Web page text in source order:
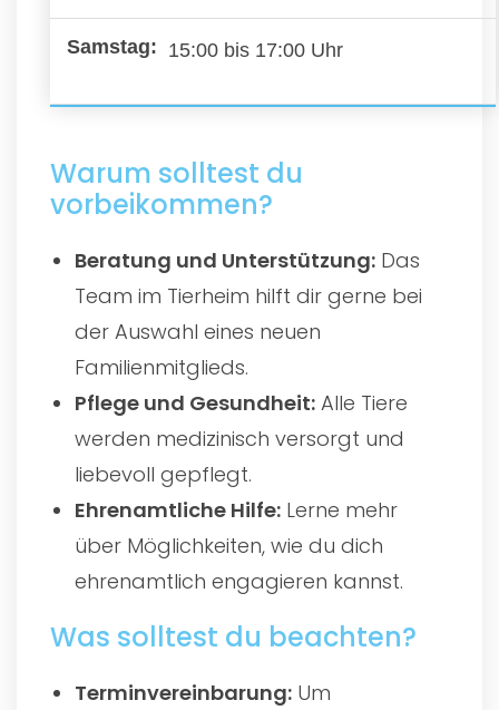
15:00 bis 17:00 Uhr
Warum solltest du
vorbeikommen?
Beratung und Unterstützung: Das
Team im Tierheim hilft dir gerne bei
der Auswahl eines neuen
Familienmitglieds.
Pflege und Gesundheit: Alle Tiere
werden medizinisch versorgt und
liebevoll gepflegt.
Ehrenamtliche Hilfe: Lerne mehr
über Möglichkeiten, wie du dich
ehrenamtlich engagieren kannst.
Was solltest du beachten?
Terminvereinbarung: Um